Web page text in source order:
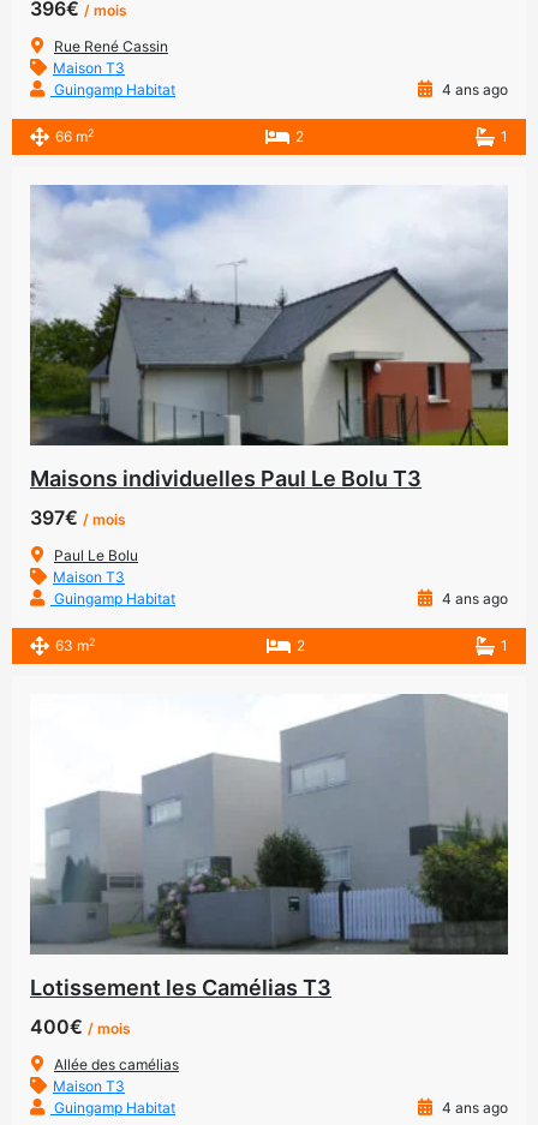
396€ / mois
Rue René Cassin
Maison T3
Guingamp Habitat
4 ans ago
66 m2 2 1
Maisons individuelles Paul Le Bolu T3
397€ / mois
Paul Le Bolu
Maison T3
Guingamp Habitat
4 ans ago
63 m2 2 1
Lotissement les Camélias T3
400€ / mois
Allée des camélias
Maison T3
Guingamp Habitat
4 ans ago